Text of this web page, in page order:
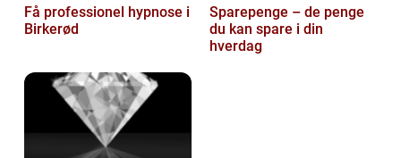
Få professionel hypnose i
Birkerød
Sparepenge – de penge
du kan spare i din
hverdag